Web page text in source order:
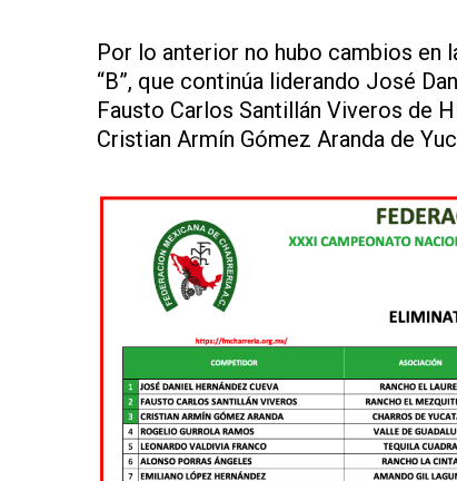
Por lo anterior no hubo cambios
“B”, que continúa liderando José
Fausto Carlos Santillán Viveros de
Cristian Armín Gómez Aranda de